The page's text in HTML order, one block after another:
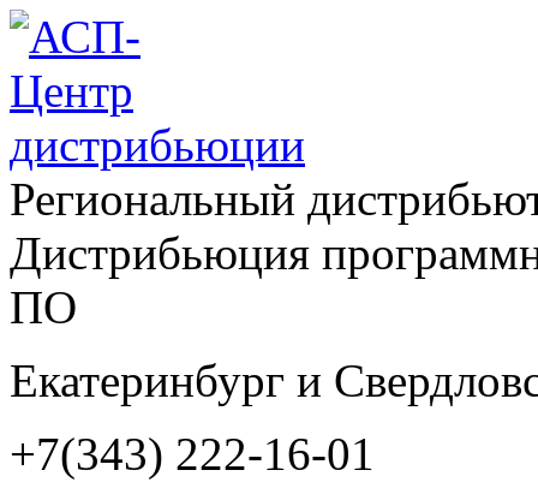
Региональный
Дистрибьюция
ПО
Екатеринбург и
+7(343) 222-16-01